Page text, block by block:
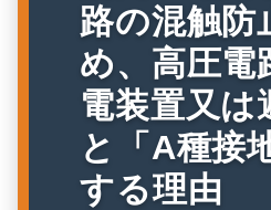
路の混触防
め、高圧電
電装置又は
と「A種接
する理由